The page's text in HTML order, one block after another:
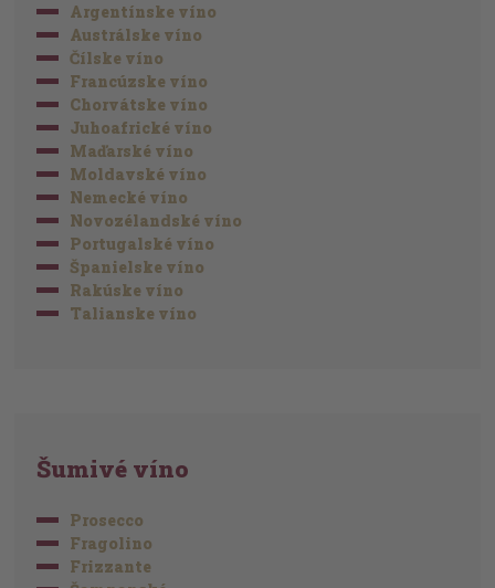
Argentínske víno
Austrálske víno
Čílske víno
Francúzske víno
Chorvátske víno
Juhoafrické víno
Maďarské víno
Moldavské víno
Nemecké víno
Novozélandské víno
Portugalské víno
Španielske víno
Rakúske víno
Talianske víno
Šumivé víno
Prosecco
Fragolino
Frizzante